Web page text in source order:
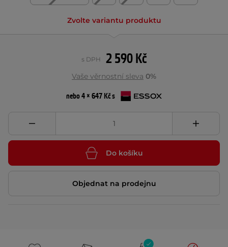
Zvolte variantu produktu
2 590 Kč
s DPH
Vaše věrnostní sleva 0%
nebo 4 × 647 Kč s
Do košíku
Objednat na prodejnu